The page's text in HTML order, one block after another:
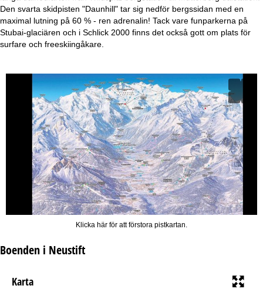
Den svarta skidpisten "Daunhill" tar sig nedför bergssidan med en
maximal lutning på 60 % - ren adrenalin! Tack vare funparkerna på
Stubai-glaciären och i Schlick 2000 finns det också gott om plats för
surfare och freeskiingåkare.
Klicka här för att förstora pistkartan.
Boenden i Neustift
Karta